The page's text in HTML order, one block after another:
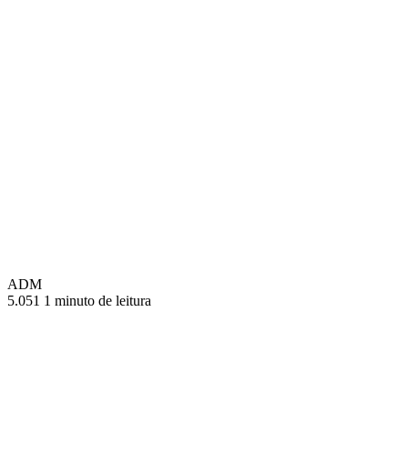
ADM
5.051 1 minuto de leitura